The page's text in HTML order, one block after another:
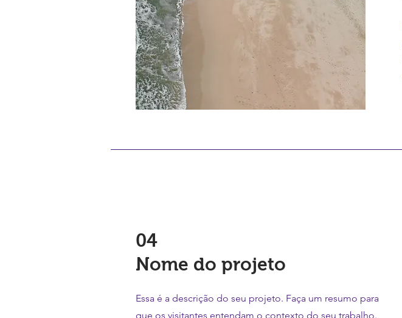
04
Nome do projeto
Essa é a descrição do seu projeto. Faça um resumo para
que os visitantes entendam o contexto do seu trabalho.